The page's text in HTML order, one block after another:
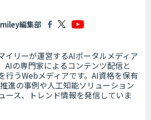
編集部
イリーが運営するAIポータルメディア
AIの専門家によるコンテンツ配信と
行うWebメディアです。AI資格を保有
進の事例や人工知能ソリューション
ース、トレンド情報を発信していま